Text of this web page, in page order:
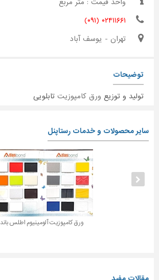
۰۲۴۱۱۶۶۱ (۰۹۱)
تهران - یوسف آباد
توضیحات
تولید و توزیع ورق کامپوزیت تابلویی
سایر محصولات و خدمات رستاپنل
ورق کامپوزیت آلومینیوم اطلس باند